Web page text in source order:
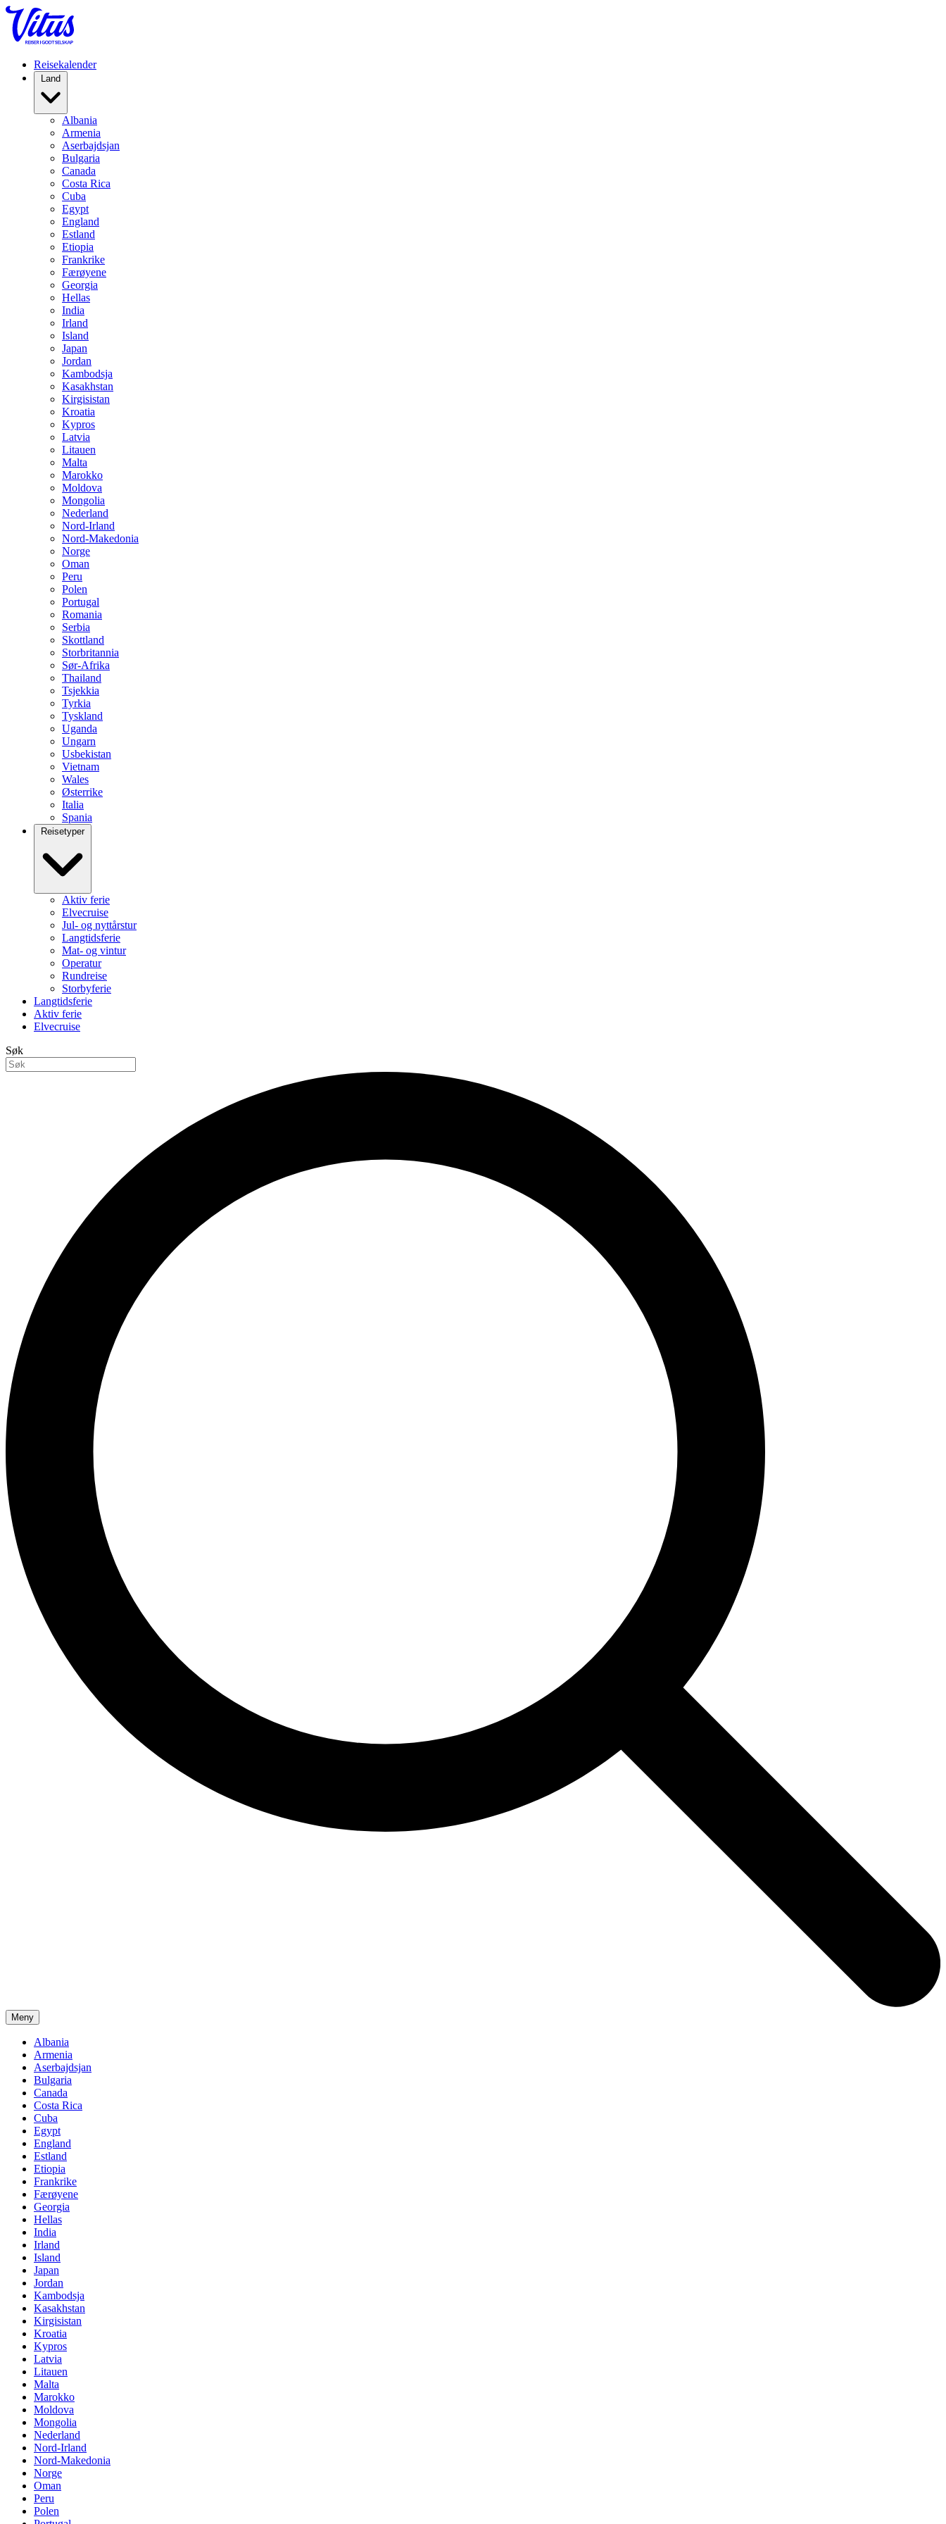
Reisekalender
Albania
Armenia
Aserbajdsjan
Bulgaria
Canada
Costa Rica
Cuba
Egypt
England
Estland
Etiopia
Frankrike
Færøyene
Georgia
Hellas
India
Irland
Island
Japan
Jordan
Kambodsja
Kasakhstan
Kirgisistan
Kroatia
Kypros
Latvia
Litauen
Malta
Marokko
Moldova
Mongolia
Nederland
Nord-Irland
Nord-Makedonia
Norge
Oman
Peru
Polen
Portugal
Romania
Serbia
Skottland
Storbritannia
Sør-Afrika
Thailand
Tsjekkia
Tyrkia
Tyskland
Uganda
Ungarn
Usbekistan
Vietnam
Wales
Østerrike
Italia
Spania
Reisetyper
Aktiv ferie
Elvecruise
Jul- og nyttårstur
Langtidsferie
Mat- og vintur
Operatur
Rundreise
Storbyferie
Langtidsferie
Aktiv ferie
Elvecruise
Søk
Meny
Albania
Armenia
Aserbajdsjan
Bulgaria
Canada
Costa Rica
Cuba
Egypt
England
Estland
Etiopia
Frankrike
Færøyene
Georgia
Hellas
India
Irland
Island
Japan
Jordan
Kambodsja
Kasakhstan
Kirgisistan
Kroatia
Kypros
Latvia
Litauen
Malta
Marokko
Moldova
Mongolia
Nederland
Nord-Irland
Nord-Makedonia
Norge
Oman
Peru
Polen